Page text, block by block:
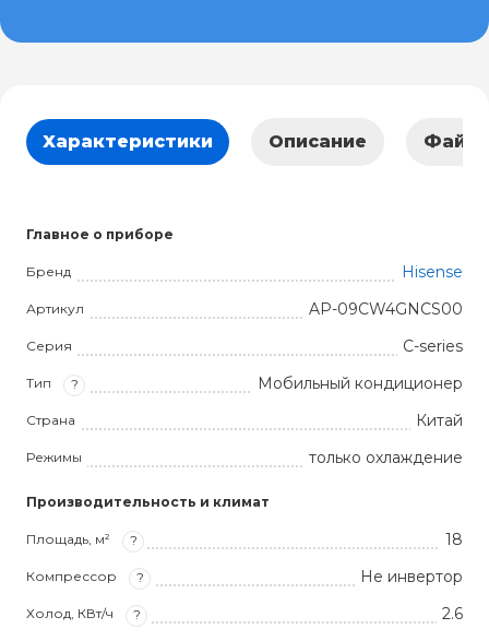
Характеристики Описание
Главное о приборе
Бренд Hisense
Артикул AP-09CW4GNCS00
Серия C-series
Тип ? Мобильный кондиционер
Страна Китай
Режимы только охлаждение
Производительность и климат
Площадь, м² ? 18
Компрессор ? Не инвертор
Холод, КВт/ч ? 2.6